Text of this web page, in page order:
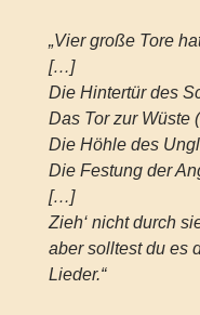
„Vier große Tore
[…]
Die Hintertür des
Das Tor zur Wüste
Die Höhle des
Die Festung der
[…]
Zieh‘ nicht durch
aber solltest du es
Lieder.“